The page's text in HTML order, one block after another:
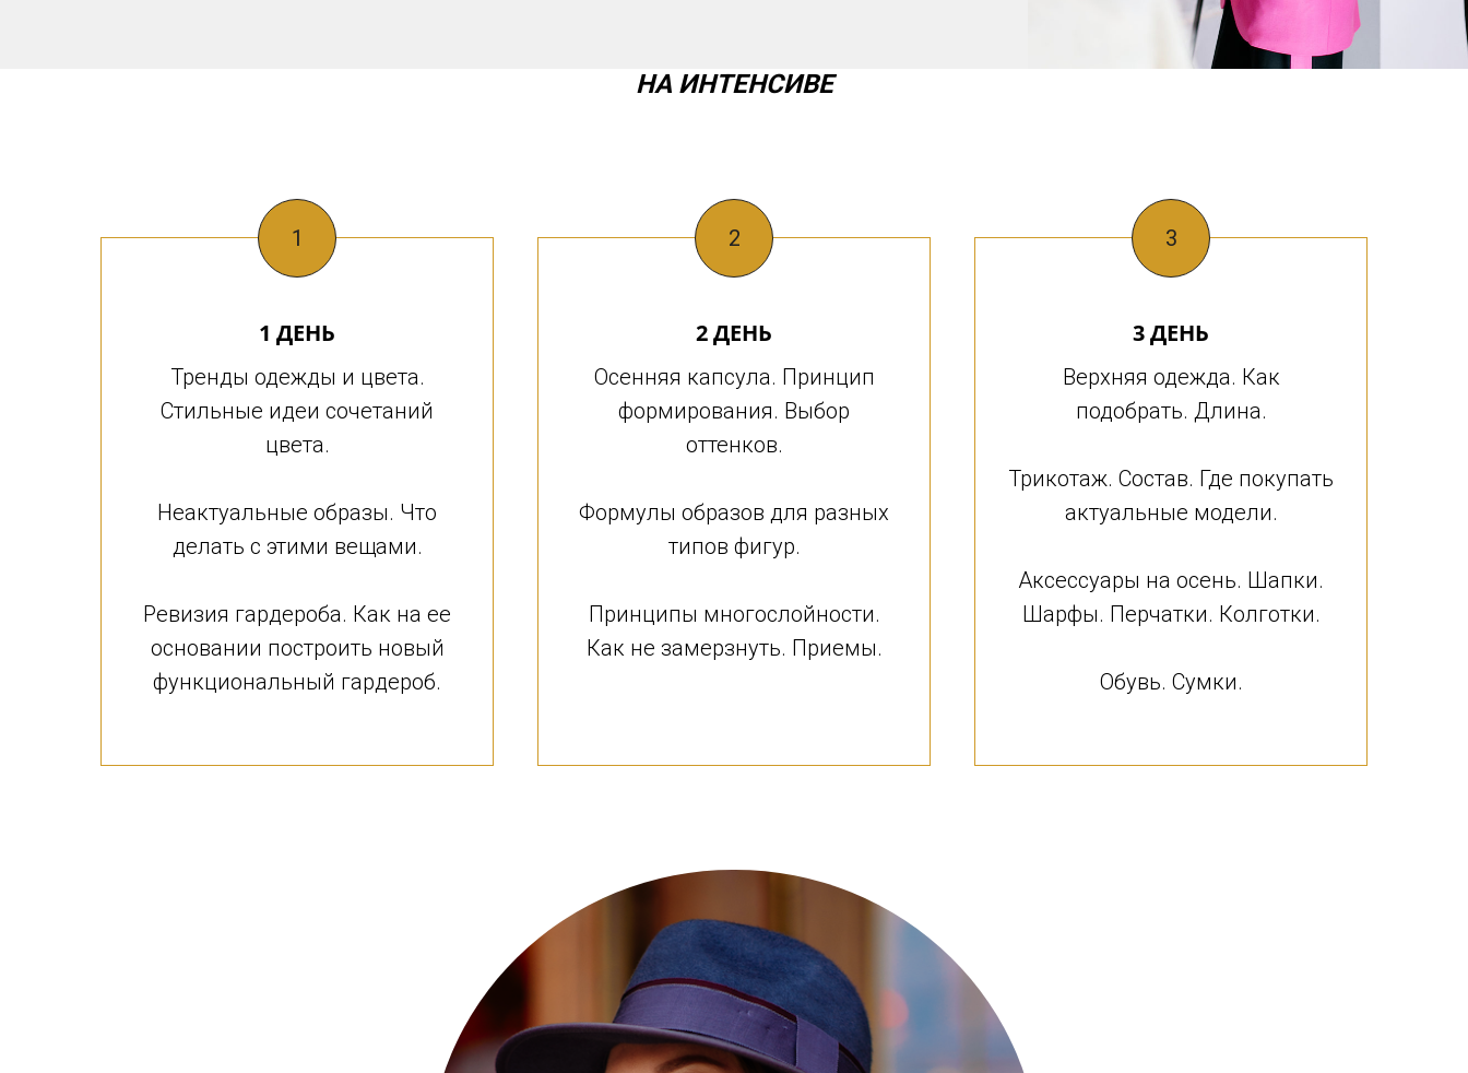
НА ИНТЕНСИВЕ
1
1 ДЕНЬ
Тренды одежды и цвета.
Стильные идеи сочетаний
цвета.
Неактуальные образы. Что
делать с этими вещами.
Ревизия гардероба. Как на ее
основании построить новый
функциональный гардероб.
2
2 ДЕНЬ
Осенняя капсула. Принцип
формирования. Выбор
оттенков.
Формулы образов для разных
типов фигур.
Принципы многослойности.
Как не замерзнуть. Приемы.
3
3 ДЕНЬ
Верхняя одежда. Как
подобрать. Длина.
Трикотаж. Состав. Где покупать
актуальные модели.
Аксессуары на осень. Шапки.
Шарфы. Перчатки. Колготки.
Обувь. Сумки.